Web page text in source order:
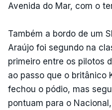
Avenida do Mar, com o
Também a bordo de um
Araújo foi segundo na
primeiro entre os pilotos
ao passo que o britânico
fechou o pódio, mas
pontuam para o